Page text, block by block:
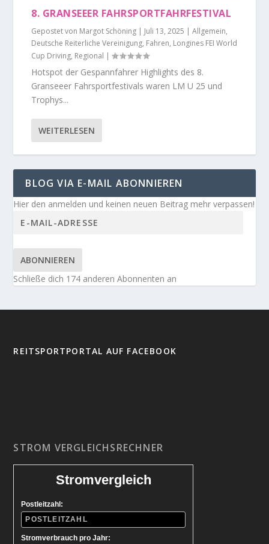
8. GRANSEEER FAHRSPORTFAHRFESTIVAL
Gepostet von Margot Schöning | Juli 13, 2025 |Allgemein,
Deutsche Reiterliche Vereinigung, Fahren, Longines FEI World
Cup Driving, Regional |
Hotspot der Gespannfahrer Highlights des 8.
Granseeer Fahrsportfestivals waren LM U 25 und
Trophys...
WEITERLESEN
BLOG VIA E-MAIL ABONNIEREN
Hier den anmelden und keinen neuen Beitrag mehr verpassen!
ABONNIEREN
Schließe dich 174 anderen Abonnenten an
REITSPORTPORTAL AUF FACEBOOK
STROM VERGLEICHSRECHNER
Stromvergleich
Postleitzahl:
Stromverbrauch pro Jahr: